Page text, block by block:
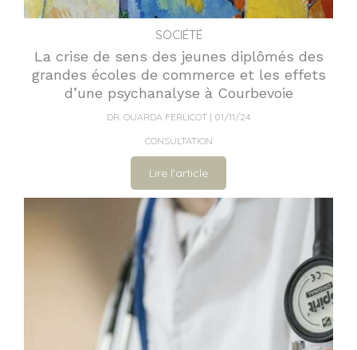
SOCIÉTÉ
La crise de sens des jeunes diplômés des
grandes écoles de commerce et les effets
d’une psychanalyse à Courbevoie
DR. OUARDA FERLICOT
01/11/24
CONSULTATION
Lire l'article